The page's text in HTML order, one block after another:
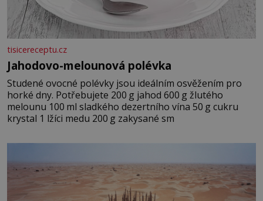
tisicereceptu.cz
Jahodovo-melounová polévka
Studené ovocné polévky jsou ideálním osvěžením pro
horké dny. Potřebujete 200 g jahod 600 g žlutého
melounu 100 ml sladkého dezertního vína 50 g cukru
krystal 1 lžíci medu 200 g zakysané sm